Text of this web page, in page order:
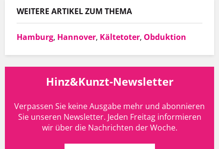
WEITERE ARTIKEL ZUM THEMA
Hamburg, Hannover, Kältetoter, Obduktion
Hinz&Kunzt-Newsletter
Verpassen Sie keine Ausgabe mehr und abonnieren
Sie unseren Newsletter. Jeden Freitag informieren
wir über die Nachrichten der Woche.